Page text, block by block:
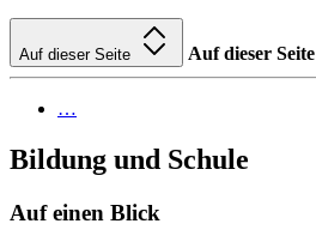
Auf dieser Seite Auf dieser Seite
…
Bildung und Schule
Auf einen Blick